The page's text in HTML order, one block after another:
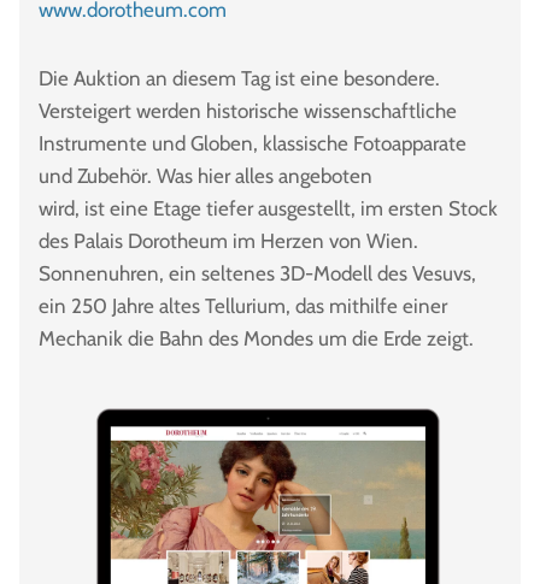
www.dorotheum.com
Die Auktion an diesem Tag ist eine besondere.
Versteigert werden historische wissenschaftliche
Instrumente und Globen, klassische Fotoapparate
und Zubehör. Was hier alles angeboten
wird, ist eine Etage tiefer ausgestellt, im ersten Stock
des Palais Dorotheum im Herzen von Wien.
Sonnenuhren, ein seltenes 3D-Modell des Vesuvs,
ein 250 Jahre altes Tellurium, das mithilfe einer
Mechanik die Bahn des Mondes um die Erde zeigt.